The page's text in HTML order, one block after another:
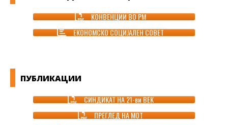
КОНВЕНЦИИ ВО РМ
ЕКОНОМСКО СОЦИЈАЛЕН СОВЕТ
ПУБЛИКАЦИИ
СИНДИКАТ НА 21-ви ВЕК
ПРЕГЛЕД НА МОТ